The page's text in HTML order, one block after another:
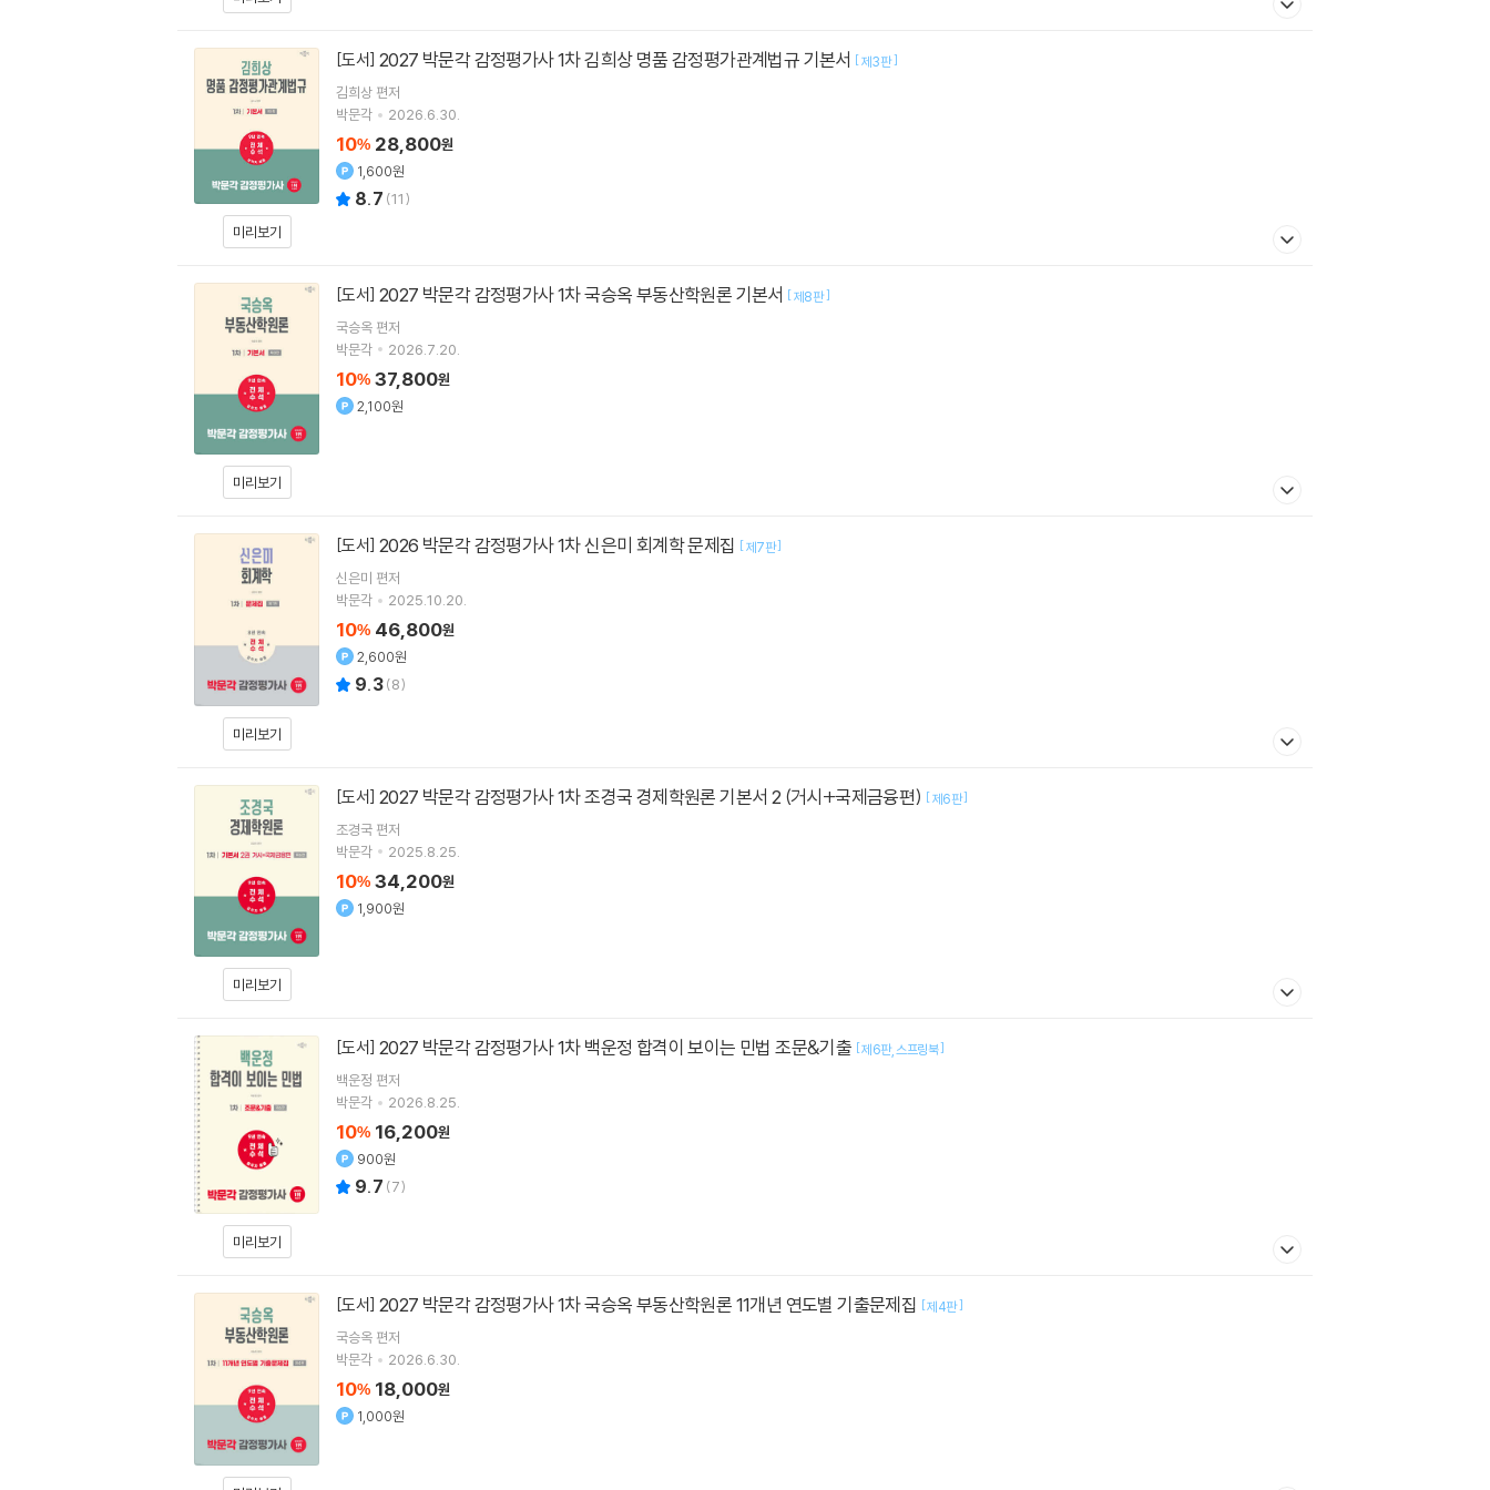
미리보기
[도서] 2027 박문각 감정평가사 1차 김희상 명품 감정평가관계법규 기본서 [제3판]
김희상 편저
박문각
2026.6.30.
10% 28,800원
1,600원
8.7 (11)
미리보기
[도서] 2027 박문각 감정평가사 1차 국승옥 부동산학원론 기본서 [제8판]
국승옥 편저
박문각
2026.7.20.
10% 37,800원
2,100원
미리보기
[도서] 2026 박문각 감정평가사 1차 신은미 회계학 문제집 [제7판]
신은미 편저
박문각
2025.10.20.
10% 46,800원
2,600원
9.3(8)
미리보기
[도서] 2027 박문각 감정평가사 1차 조경국 경제학원론 기본서 2 (거시+국제금융편) [제6판]
조경국 편저
박문각
2025.8.25.
10% 34,200원
1,900원
미리보기
[도서] 2027 박문각 감정평가사 1차 백운정 합격이 보이는 민법 조문&기출 [제6판 스프링북]
백운정 편저
박문각
2026.8.25.
10% 16,200원
900원
9.7 (7)
[도서] 2027 박문각 감정평가사 1차 국승옥 부동산학원론 11개년 연도별 기출문제집 [제4판]
국승옥 편저
박문각
2026.6.30.
10% 18,000원
1,000원